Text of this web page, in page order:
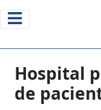
Hospital
de